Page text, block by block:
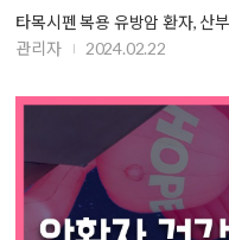
타목시펜 복용 유방암 환자, 산
관리자
2024.02.22